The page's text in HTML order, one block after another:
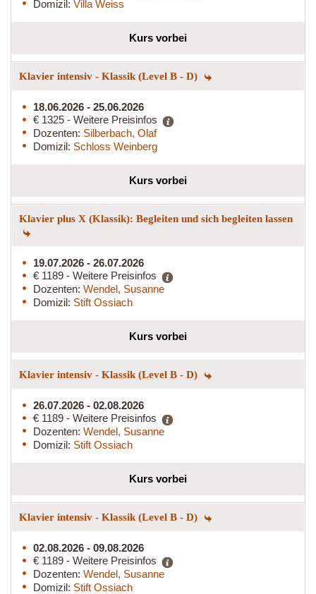
Domizil: Villa Weiss
Kurs vorbei
Klavier intensiv - Klassik (Level B - D)
18.06.2026 - 25.06.2026
€ 1325 - Weitere Preisinfos
Dozenten: Silberbach, Olaf
Domizil: Schloss Weinberg
Kurs vorbei
Klavier plus X (Klassik): Begleiten und sich begleiten lassen
19.07.2026 - 26.07.2026
€ 1189 - Weitere Preisinfos
Dozenten: Wendel, Susanne
Domizil: Stift Ossiach
Kurs vorbei
Klavier intensiv - Klassik (Level B - D)
26.07.2026 - 02.08.2026
€ 1189 - Weitere Preisinfos
Dozenten: Wendel, Susanne
Domizil: Stift Ossiach
Kurs vorbei
Klavier intensiv - Klassik (Level B - D)
02.08.2026 - 09.08.2026
€ 1189 - Weitere Preisinfos
Dozenten: Wendel, Susanne
Domizil: Stift Ossiach